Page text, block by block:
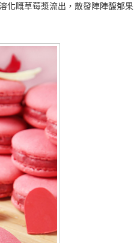
化嘅草莓漿流出，散發陣陣馥郁果